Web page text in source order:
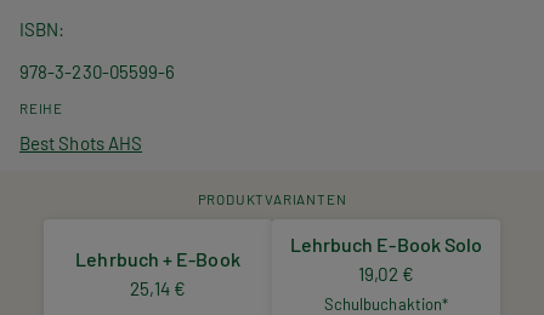
ISBN
978-3-230-05599-6
REIHE
Best Shots AHS
PRODUKTVARIANTEN
Lehrbuch + E-Book
25,14 €
Lehrbuch E-Book Solo
19,02 €
Schulbuchaktion*